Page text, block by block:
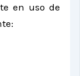
en uso de